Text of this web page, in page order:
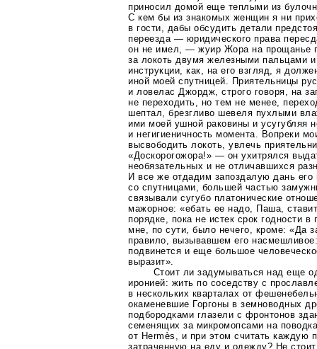
приносил домой еще теплыми из
С кем бы из знакомых женщин я ни
в гости, дабы обсудить детали
переезда — юридического права
он не имел, — жуир Жора на прощанье
за локоть двумя железными пальцами
инструкции, как, на его взгляд, я
иной моей спутницей. Приятельницы
и ловелас Джордж, строго говоря, на
не переходить, но тем не менее,
шептал, брезгливо шевеля пухлыми
ими моей ушной раковины и усугубляя
и негигиеничность момента. Вопреки
высвободить локоть, увлечь
«Доскорогожора!» — он ухитрялся
необязательных и не отличавшихся
И все же отдадим запоздалую дань его
со спутницами, большей частью
связывали сугубо платонические
мажорное: «ебать ее надо, Паша,
порядке, пока не истек срок годности
мне, по сути, было нечего, кроме: «Да
правило, вызывавшем его
подвинется и еще большое
выразит».
Стоит ли задумываться над еще
иронией: жить по соседству с
в нескольких кварталах от
окаменевшие Горгоны в земноводных
подбородками глазели с фронтонов
семенящих за микромопсами на
от Hermès, и при этом считать каждую
затраченную на еду и одежду? Не